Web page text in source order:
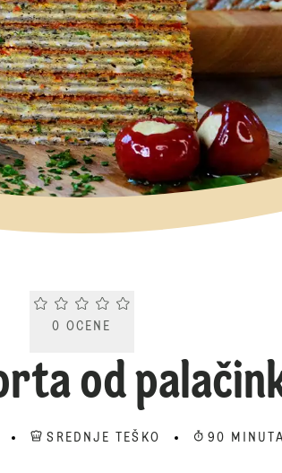
Current rating 0.0. Click to rate.
0 OCENE
od
SREDNJE TEŠKO 90